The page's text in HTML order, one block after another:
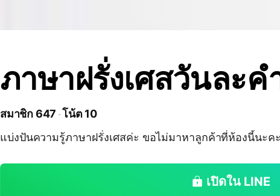
ภาษาฝรั่งเศสวันละค
สมาชิก 647 โน้ต 10
แบ่งปันความรู้ภาษาฝรั่งเศสค่ะ ขอไม่มาหาลูกค้าที่ห้องนี้นะ
เปิดใน LINE